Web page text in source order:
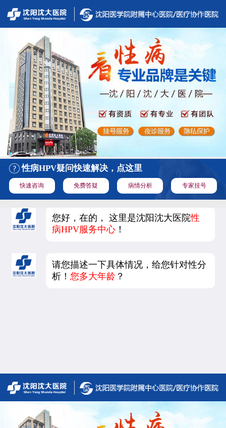
性病HPV疑问快速解决，点这里
快速咨询 免费答疑 病情分析 专家挂号
您好，在的， 这里是沈阳沈大医院性
病HPV服务中心 ！
请您描述一下具体情况，给您针对性分
析！您多大年龄 ？